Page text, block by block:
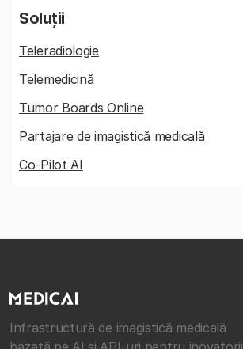
Soluții
Teleradiologie
Telemedicină
Tumor Boards Online
Partajare de imagistică medicală
Co-Pilot AI
Infrastructură de imagistică medicală